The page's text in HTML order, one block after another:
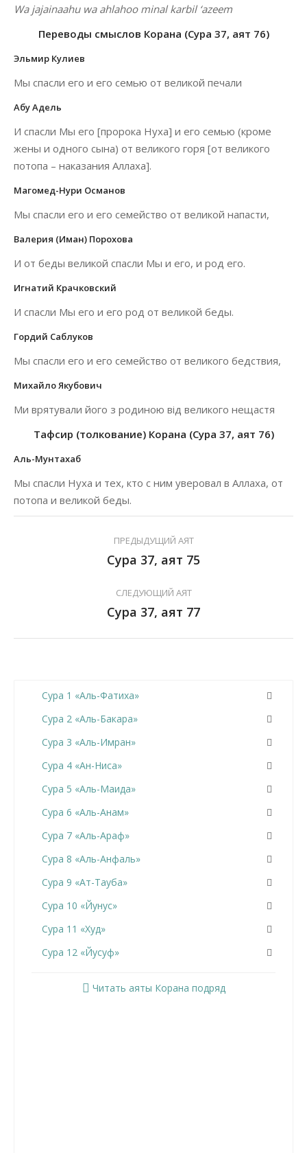
Wa jajainaahu wa ahlahoo minal karbil ‘azeem
Переводы смыслов Корана (Сура 37, аят 76)
Эльмир Кулиев
Мы спасли его и его семью от великой печали
Абу Адель
И спасли Мы его [пророка Нуха] и его семью (кроме
жены и одного сына) от великого горя [от великого
потопа – наказания Аллаха].
Магомед-Нури Османов
Мы спасли его и его семейство от великой напасти,
Валерия (Иман) Порохова
И от беды великой спасли Мы и его, и род его.
Игнатий Крачковский
И спасли Мы его и его род от великой беды.
Гордий Саблуков
Мы спасли его и его семейство от великого бедствия,
Михайло Якубович
Ми врятували його з родиною від великого нещастя
Тафсир (толкование) Корана (Сура 37, аят 76)
Аль-Мунтахаб
Мы спасли Нуха и тех, кто с ним уверовал в Аллаха, от
потопа и великой беды.
ПРЕДЫДУЩИЙ АЯТ
Сура 37, аят 75
СЛЕДУЮЩИЙ АЯТ
Сура 37, аят 77
Сура 1 «Аль-Фатиха»
Сура 2 «Аль-Бакара»
Сура 3 «Аль-Имран»
Сура 4 «Ан-Ниса»
Сура 5 «Аль-Маида»
Сура 6 «Аль-Анам»
Сура 7 «Аль-Араф»
Сура 8 «Аль-Анфаль»
Сура 9 «Ат-Тауба»
Сура 10 «Йунус»
Сура 11 «Худ»
Сура 12 «Йусуф»
Читать аяты Корана подряд